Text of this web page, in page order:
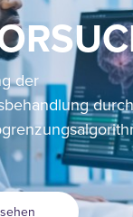
der